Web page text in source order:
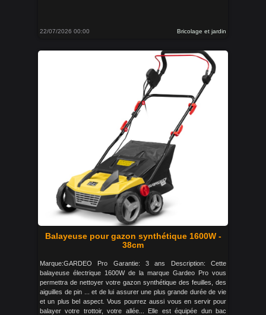
22/07/2026 00:00 Bricolage et jardin
Balayeuse pour gazon synthétique 1600W -
38cm
Marque:GARDEO Pro Garantie: 3 ans Description: Cette
balayeuse électrique 1600W de la marque Gardeo Pro vous
permettra de nettoyer votre gazon synthétique des feuilles, des
aiguilles de pin ... et de lui assurer une plus grande durée de vie
et un plus bel aspect. Vous pourrez aussi vous en servir pour
balayer votre trottoir, votre allée... Elle est équipée dun bac